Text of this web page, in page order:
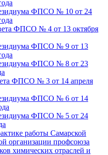
ФПСО № 10 от 24
ФПСО № 4 от 13 октября
ФПСО № 9 от 13
ФПСО № 8 от 23
ФПСО № 3 от 14 апреля
ФПСО № 6 от 14
ФПСО № 5 от 24
работы Самарской
организации профсоюза
химических отраслей и